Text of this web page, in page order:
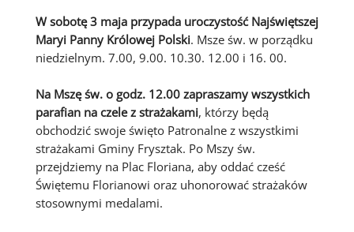
W sobotę 3 maja przypada uroczystość Najświętszej
Maryi Panny Królowej Polski. Msze św. w porządku
niedzielnym. 7.00, 9.00. 10.30. 12.00 i 16. 00.
Na Mszę św. o godz. 12.00 zapraszamy wszystkich
parafian na czele z strażakami, którzy będą
obchodzić swoje święto Patronalne z wszystkimi
strażakami Gminy Frysztak. Po Mszy św.
przejdziemy na Plac Floriana, aby oddać cześć
Świętemu Florianowi oraz uhonorować strażaków
stosownymi medalami.